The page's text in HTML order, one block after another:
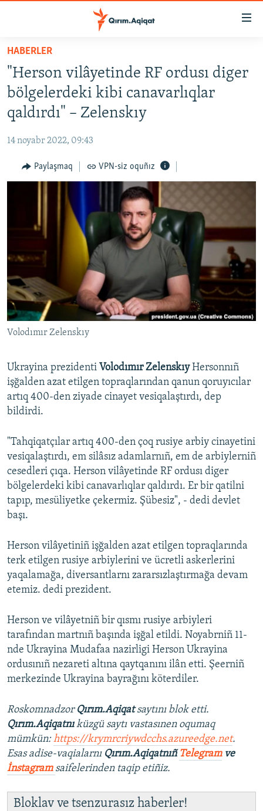
Esas
qaytmaq
Baş
navigatsiyağa
qaytmaq
Qıdıruvğa
qaytmaq
HABERLER
SİYASET
İQTİSADİYAT
MEDENİYET
İNSAN AQLARI
BLOGLAR
FİKİR
Русский
Українською
QOŞULIÑIZ!
RFE/RS bütün saytları
HABERLER
"Herson vilâyetinde RF ordusı diger
bölgelerdeki kibi canavarlıqlar
qaldırdı" – Zelenskıy
14 noyabr 2022, 09:43
Paylaşmaq VPN-siz oquñız
Volodımır Zelenskıy
Ukrayina prezidenti Volodımır ZelenskıyHersonnıñ
işğalden azat etilgen topraqlarından qanun qoruyıcılar
artıq 400-den ziyade cinayet vesiqalaştırdı, dep
bildirdi.
"Tahqiqatçılar artıq 400-den çoq rusiye arbiy cinayetini
vesiqalaştırdı, em silâsız adamlarnıñ, em de arbiylerniñ
cesedleri çıqa. Herson vilâyetinde RF ordusı diger
bölgelerdeki kibi canavarlıqlar qaldırdı. Er bir qatilni
tapıp, mesüliyetke çekermiz. Şübesiz", - dedi devlet
başı.
Herson vilâyetiniñ işğalden azat etilgen topraqlarında
terk etilgen rusiye arbiylerini ve ücretli askerlerini
yaqalamağa, diversantlarnı zararsızlaştırmağa devam
etemiz. dedi prezident.
Herson ve vilâyetniñ bir qısmı rusiye arbiyleri
tarafından martnıñ başında işğal etildi. Noyabrniñ 11-
nde Ukrayina Mudafaa nazirligi Herson Ukrayina
ordusınıñ nezareti altına qaytqanını ilân etti. Şeerniñ
merkezinde Ukrayina bayrağını köterdiler.
Roskomnadzor Qırım.Aqiqatsaytını blok etti.
Qırım.Aqiqatnıküzgü saytı vastasınen oqumaq
mümkün:https://krymrcriywdcchs.azureedge.net.
Esas adise-vaqialarnı Qırım.Aqiqatnıñ Telegramve
İnstagram saifelerinden taqip etiñiz.
Bloklav ve tsenzurasız haberler!